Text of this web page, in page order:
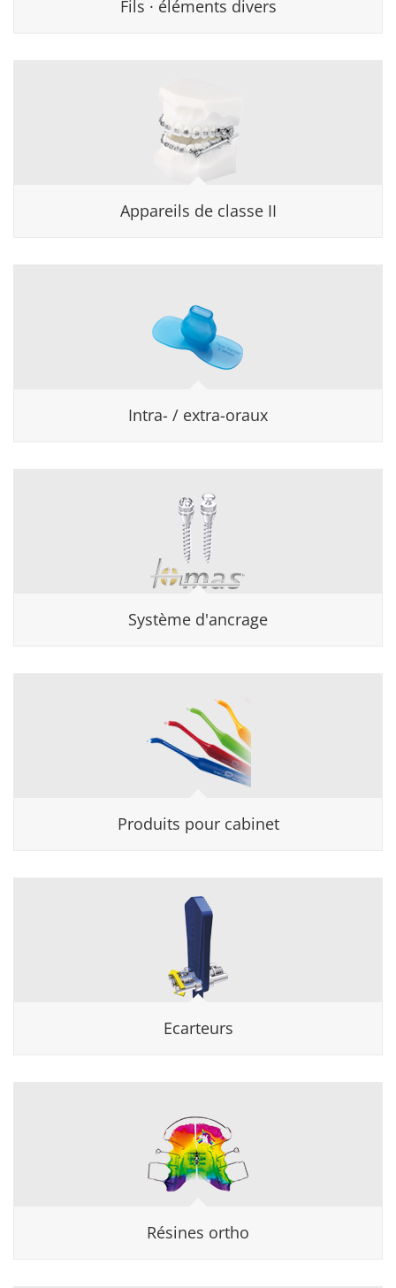
Fils · éléments divers
Appareils de classe II
Intra- / extra-oraux
Système d'ancrage
Produits pour cabinet
Ecarteurs
Résines ortho